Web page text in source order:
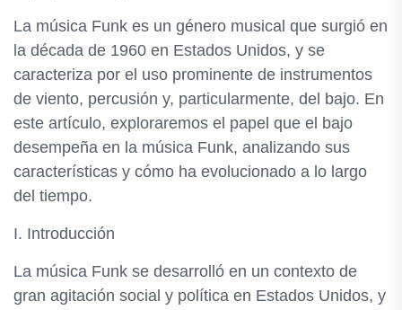
La música Funk es un género musical que surgió en
la década de 1960 en Estados Unidos, y se
caracteriza por el uso prominente de instrumentos
de viento, percusión y, particularmente, del bajo. En
este artículo, exploraremos el papel que el bajo
desempeña en la música Funk, analizando sus
características y cómo ha evolucionado a lo largo
del tiempo.
I. Introducción
La música Funk se desarrolló en un contexto de
gran agitación social y política en Estados Unidos, y